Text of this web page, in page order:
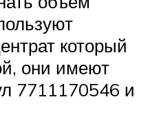
который
они имеют
7711170546 и